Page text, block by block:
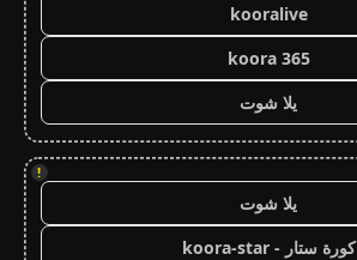
kooralive
koora 365
يلا شوت
!
يلا شوت
كورة ستار - koora-star